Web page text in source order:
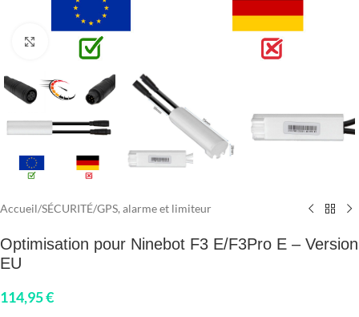
Click to enlarge
Accueil/SÉCURITÉ/GPS, alarme et limiteur
Optimisation pour Ninebot F3 E/F3Pro E – Version
EU
114,95€